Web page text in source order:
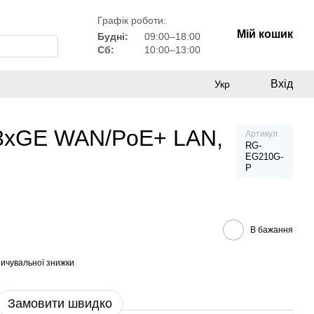
Графік роботи:
Будні:
09:00–18:00
Сб:
10:00–13:00
Мій кошик
Укр Вхід
WAN/PoE+ LAN,
Артикул
RG-
EG210G-
P
В бажання
знижки
Замовити швидко